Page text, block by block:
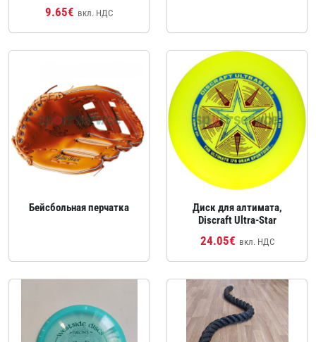
9.65€ вкл. НДС
Бейсбольная перчатка
Диск для алтимата,
Discraft Ultra‑Star
24.05€ вкл. НДС